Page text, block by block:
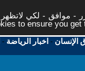
- موافق - لكي
to ensure you
الإنسان - اخبار الرياضة -